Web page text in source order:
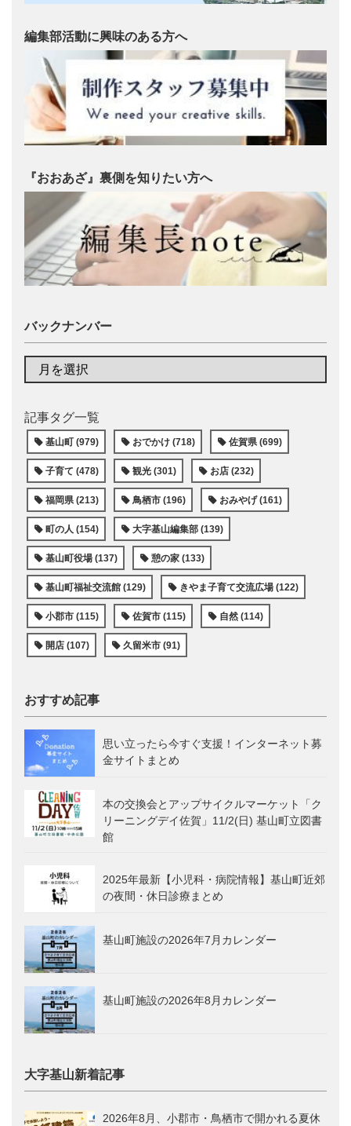
編集部活動に興味のある方へ
『おおあざ』裏側を知りたい方へ
バックナンバー
記事タグ一覧
基山町 (979) おでかけ (718) 佐賀県 (699)
子育て (478) 観光 (301) お店 (232)
福岡県 (213) 鳥栖市 (196) おみやげ (161)
町の人 (154) 大字基山編集部 (139)
基山町役場 (137) 憩の家 (133)
基山町福祉交流館 (129) きやま子育て交流広場 (122)
小郡市 (115) 佐賀市 (115) 自然 (114)
開店 (107) 久留米市 (91)
おすすめ記事
思い立ったら今すぐ支援！インターネット募
金サイトまとめ
本の交換会とアップサイクルマーケット「ク
リーニングデイ佐賀」11/2(日) 基山町立図書
館
2025年最新【小児科・病院情報】基山町近郊
の夜間・休日診療まとめ
基山町施設の2026年7月カレンダー
基山町施設の2026年8月カレンダー
大字基山新着記事
2026年8月、小郡市・鳥栖市で開かれる夏休